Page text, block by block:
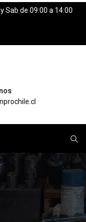
Sab de 09:00 a 14:00